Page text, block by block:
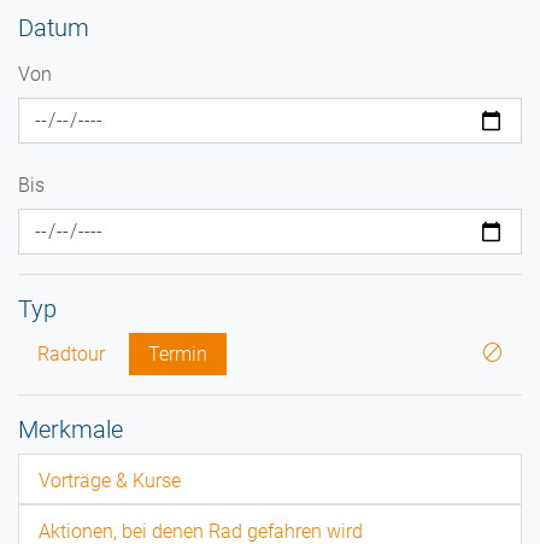
Datum
Von
Bis
Typ
Radtour Termin
Merkmale
Vorträge & Kurse
Aktionen, bei denen Rad gefahren wird